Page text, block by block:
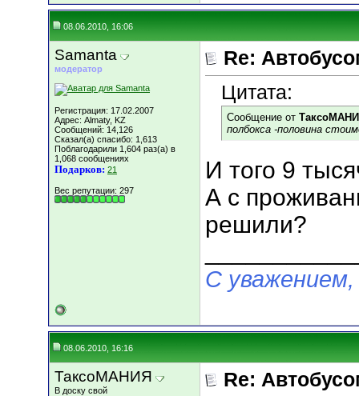
08.06.2010, 16:06
Samanta
модератор
Регистрация: 17.02.2007
Адрес: Almaty, KZ
Сообщений: 14,126
Сказал(а) спасибо: 1,613
Поблагодарили 1,604 раз(а) в
1,068 сообщениях
Подарков: 21
Вес репутации: 297
Re:
Цитата:
Сообщение от
полбокса -половина
И того 9
А с
решили?
С
08.06.2010, 16:16
ТаксоМАНИЯ
В доску свой Re: